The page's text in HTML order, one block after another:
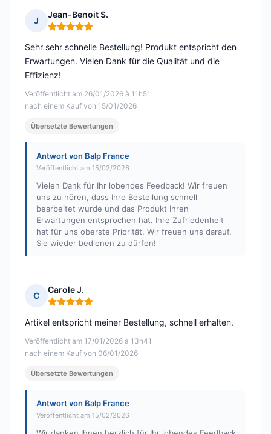
J
Jean-Benoit S.
Hinweis: 5 von 5
Veröffentlicht am 26/01/2026 à 11h51
nach einem Kauf von 15/01/2026
Sehr sehr schnelle Bestellung! Produkt entspricht den
Erwartungen. Vielen Dank für die Qualität und die
Effizienz!
Übersetzte Bewertungen
Antwort von Balp France
Veröffentlicht am 15/02/2026
Vielen Dank für Ihr lobendes Feedback! Wir freuen
uns zu hören, dass Ihre Bestellung schnell
bearbeitet wurde und das Produkt Ihren
Erwartungen entsprochen hat. Ihre Zufriedenheit
hat für uns oberste Priorität. Wir freuen uns darauf,
Sie wieder bedienen zu dürfen!
C
Carole J.
Hinweis: 5 von 5
Veröffentlicht am 17/01/2026 à 13h41
nach einem Kauf von 06/01/2026
Artikel entspricht meiner Bestellung, schnell erhalten.
Übersetzte Bewertungen
Antwort von Balp France
Veröffentlicht am 15/02/2026